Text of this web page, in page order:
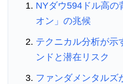
NYダウ594ドル高の
オン」の兆候
テクニカル分析が示
ンドと潜在リスク
ファンダメンタルズ